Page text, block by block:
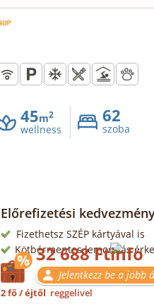
45m2
wellness
62
szoba
Előrefizetési
Fizethetsz SZÉP kártyával is
Kötbérmentes lemondás
32 688 Ft
Jelentkezz be a jobb
2 fő / éjtől reggelivel